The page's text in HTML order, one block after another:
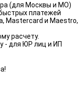
(для Москвы и МО)
платежей
Mastercard и Maestro,
расчету.
- для ЮР лиц и ИП